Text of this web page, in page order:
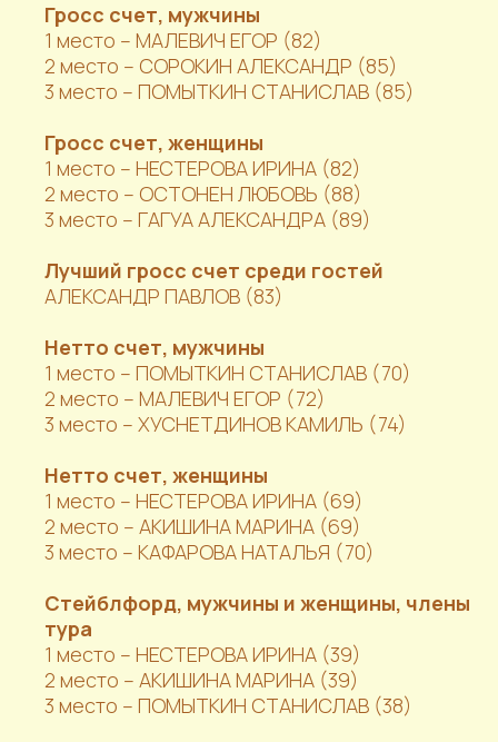
Гросс счет, мужчины
1 место – МАЛЕВИЧ ЕГОР (82)
2 место – СОРОКИН АЛЕКСАНДР (85)
3 место – ПОМЫТКИН СТАНИСЛАВ (85)
Гросс счет, женщины
1 место – НЕСТЕРОВА ИРИНА (82)
2 место – ОСТОНЕН ЛЮБОВЬ (88)
3 место – ГАГУА АЛЕКСАНДРА (89)
Лучший гросс счет среди гостей
АЛЕКСАНДР ПАВЛОВ (83)
Нетто счет, мужчины
1 место – ПОМЫТКИН СТАНИСЛАВ (70)
2 место – МАЛЕВИЧ ЕГОР (72)
3 место – ХУСНЕТДИНОВ КАМИЛЬ (74)
Нетто счет, женщины
1 место – НЕСТЕРОВА ИРИНА (69)
2 место – АКИШИНА МАРИНА (69)
3 место – КАФАРОВА НАТАЛЬЯ (70)
Стейблфорд, мужчины и женщины, члены
тура
1 место – НЕСТЕРОВА ИРИНА (39)
2 место – АКИШИНА МАРИНА (39)
3 место – ПОМЫТКИН СТАНИСЛАВ (38)